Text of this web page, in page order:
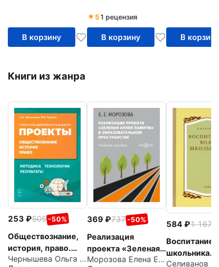
В корзину
51 рецензия
В корзину В корзину
Книги из жанра
253 505 -50%
Обществознание,
история, право.
Проектная
Чернышева Ольга Александровна
369 737 -50%
Реализация
проекта «Зеленая
Аллея Памяти» в Морозова Елена Евгеньевна
584 1 167
Воспитание
школьника.
год